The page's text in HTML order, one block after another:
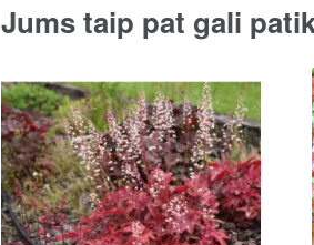
Jums taip pat gali